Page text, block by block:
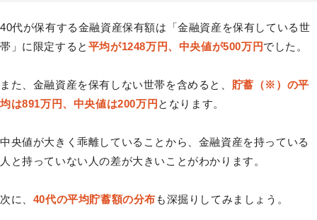
40代が保有する金融資産保有額は「金融資産を保有している世
帯」に限定すると 平均が1248万円、中央値が500万円でした。
また、金融資産を保有しない世帯を含めると、 貯蓄（※）の平
均は891万円、中央値は200万円 となります。
中央値が大きく乖離していることから、金融資産を持っている
人と持っていない人の差が大きいことがわかります。
次に、 40代の平均貯蓄額の分布 も深掘りしてみましょう。